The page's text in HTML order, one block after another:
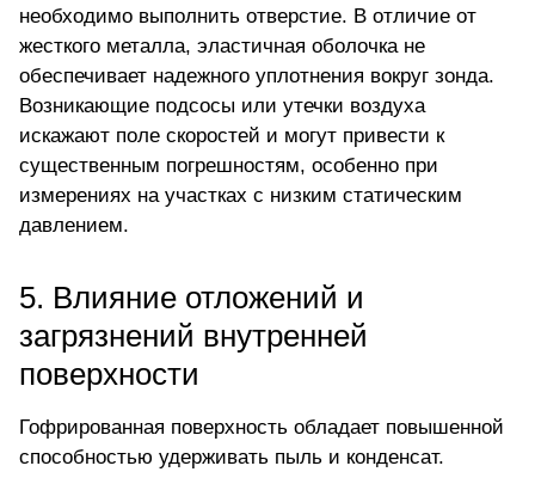
необходимо выполнить отверстие. В отличие от
жесткого металла, эластичная оболочка не
обеспечивает надежного уплотнения вокруг зонда.
Возникающие подсосы или утечки воздуха
искажают поле скоростей и могут привести к
существенным погрешностям, особенно при
измерениях на участках с низким статическим
давлением.
5. Влияние отложений и
загрязнений внутренней
поверхности
Гофрированная поверхность обладает повышенной
способностью удерживать пыль и конденсат.